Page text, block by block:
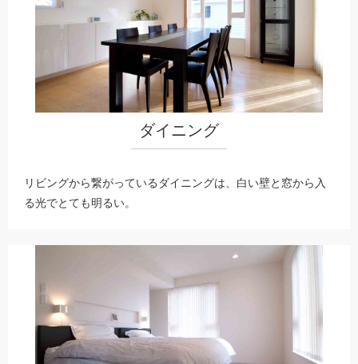
ダイニング
リビングから繋がっているダイニングは、白い壁と窓から入
る光でとても明るい。